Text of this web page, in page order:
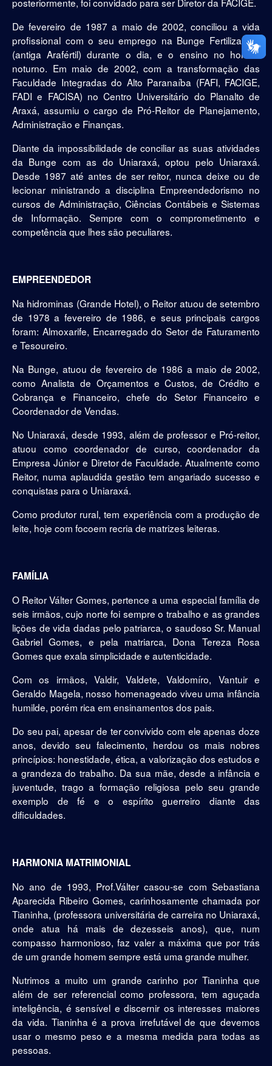
De fevereiro de 1987 a maio de 2002, conciliou a vida
profissional com o seu emprego na Bunge Fertilizantes
(antiga Arafértil) durante o dia, e o ensino no horário
noturno. Em maio de 2002, com a transformação das
Faculdade Integradas do Alto Paranaíba (FAFI, FACIGE,
FADI e FACISA) no Centro Universitário do Planalto de
Araxá, assumiu o cargo de Pró-Reitor de Planejamento,
Administração e Finanças.
Diante da impossibilidade de conciliar as suas atividades
da Bunge com as do Uniaraxá, optou pelo Uniaraxá.
Desde 1987 até antes de ser reitor, nunca deixe ou de
lecionar ministrando a disciplina Empreendedorismo no
cursos de Administração, Ciências Contábeis e Sistemas
de Informação. Sempre com o comprometimento e
competência que lhes são peculiares.
EMPREENDEDOR
Na hidrominas (Grande Hotel), o Reitor atuou de setembro
de 1978 a fevereiro de 1986, e seus principais cargos
foram: Almoxarife, Encarregado do Setor de Faturamento
e Tesoureiro.
Na Bunge, atuou de fevereiro de 1986 a maio de 2002,
como Analista de Orçamentos e Custos, de Crédito e
Cobrança e Financeiro, chefe do Setor Financeiro e
Coordenador de Vendas.
No Uniaraxá, desde 1993, além de professor e Pró-reitor,
atuou como coordenador de curso, coordenador da
Empresa Júnior e Diretor de Faculdade. Atualmente como
Reitor, numa aplaudida gestão tem angariado sucesso e
conquistas para o Uniaraxá.
Como produtor rural, tem experiência com a produção de
leite, hoje com focoem recria de matrizes leiteras.
FAMÍLIA
O Reitor Válter Gomes, pertence a uma especial família de
seis irmãos, cujo norte foi sempre o trabalho e as grandes
lições de vida dadas pelo patriarca, o saudoso Sr. Manual
Gabriel Gomes, e pela matriarca, Dona Tereza Rosa
Gomes que exala simplicidade e autenticidade.
Com os irmãos, Valdir, Valdete, Valdomíro, Vantuir e
Geraldo Magela, nosso homenageado viveu uma infância
humilde, porém rica em ensinamentos dos pais.
Do seu pai, apesar de ter convivido com ele apenas doze
anos, devido seu falecimento, herdou os mais nobres
princípios: honestidade, ética, a valorização dos estudos e
a grandeza do trabalho. Da sua mãe, desde a infância e
juventude, trago a formação religiosa pelo seu grande
exemplo de fé e o espírito guerreiro diante das
dificuldades.
HARMONIA MATRIMONIAL
No ano de 1993, Prof.Válter casou-se com Sebastiana
Aparecida Ribeiro Gomes, carinhosamente chamada por
Tianinha, (professora universitária de carreira no Uniaraxá,
onde atua há mais de dezesseis anos), que, num
compasso harmonioso, faz valer a máxima que por trás
de um grande homem sempre está uma grande mulher.
Nutrimos a muito um grande carinho por Tianinha que
além de ser referencial como professora, tem aguçada
inteligência, é sensível e discernir os interesses maiores
da vida. Tianinha é a prova irrefutável de que devemos
usar o mesmo peso e a mesma medida para todas as
pessoas.